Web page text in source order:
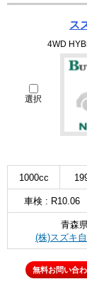
ス
4WD
選択
1000cc
車検 : R10.06
青森
(株)スズキ
無料お問い合